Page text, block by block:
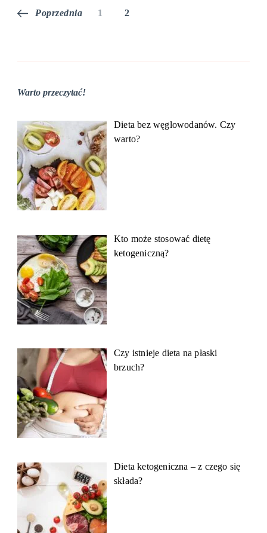
Stronicowanie
Poprzednia Strona
1 Strona
2
Warto przeczytać!
Dieta bez węglowodanów. Czy
warto?
Kto może stosować dietę
ketogeniczną?
Czy istnieje dieta na płaski
brzuch?
Dieta ketogeniczna – z czego się
składa?